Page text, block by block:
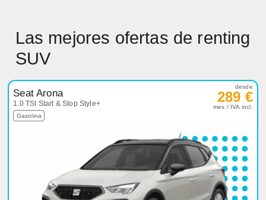
Las mejores ofertas de renting
SUV
Seat Arona
1.0 TSI Start & Stop Style+
Gasolina
desde
289 €
mes / IVA incl.